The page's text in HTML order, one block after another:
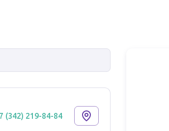
(342) 219-84-84